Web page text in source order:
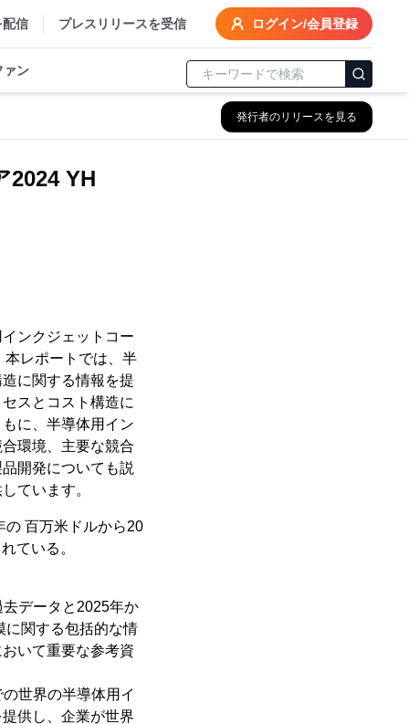
配信 プレスリリースを受信 ログイン/会員登録
ァン
発行者のリリースを見る
2024 YH
ンクジェットコー
本レポートでは、半
に関する情報を提
スとコスト構造に
に、半導体用イン
環境、主要な競合
開発についても説
ています。
の 百万米ドルから20
ている。
データと2025年か
に関する包括的な情
いて重要な参考資
世界の半導体用イ
供し、企業が世界